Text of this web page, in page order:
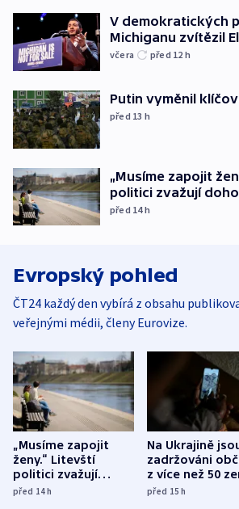
V demokratických
Michiganu zvítězil
včera před 12 h
Putin vyměnil
před 13 h
„Musíme zapojit
politici zvažují
před 14h
Evropský pohled
ČT24 každý den vybírá z obsahu
veřejnými médii, členy Eurovize.
„Musíme zapojit
ženy.“ Litevští
politici zvažují
dohodu o
před 14h
Na Ukrajině
zadržováni
z více než 50
Bojovali na
před 15h